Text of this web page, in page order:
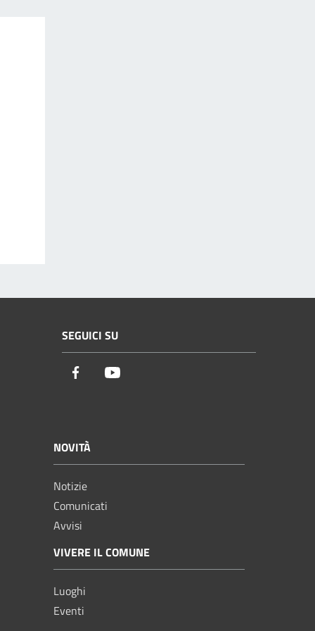
SEGUICI SU
Facebook
NOVITÀ
Notizie
Comunicati
Avvisi
VIVERE IL COMUNE
Luoghi
Eventi